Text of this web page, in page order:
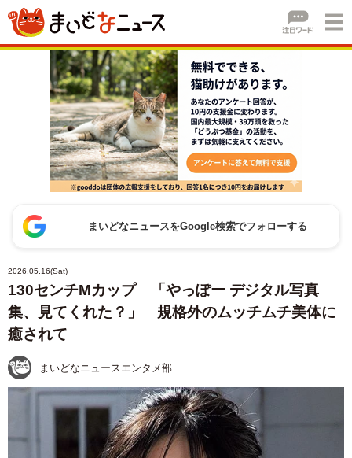
まいどなニュースをGoogle検索でフォローする
2026.05.16(Sat)
130センチMカップ 「やっぽー デジタル写真
集、見てくれた？」 規格外のムッチムチ美体に
癒されて
まいどなニュースエンタメ部